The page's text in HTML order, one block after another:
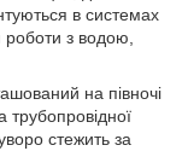
в системах
роботи з водою,
на півночі
трубопровідної
стежить за